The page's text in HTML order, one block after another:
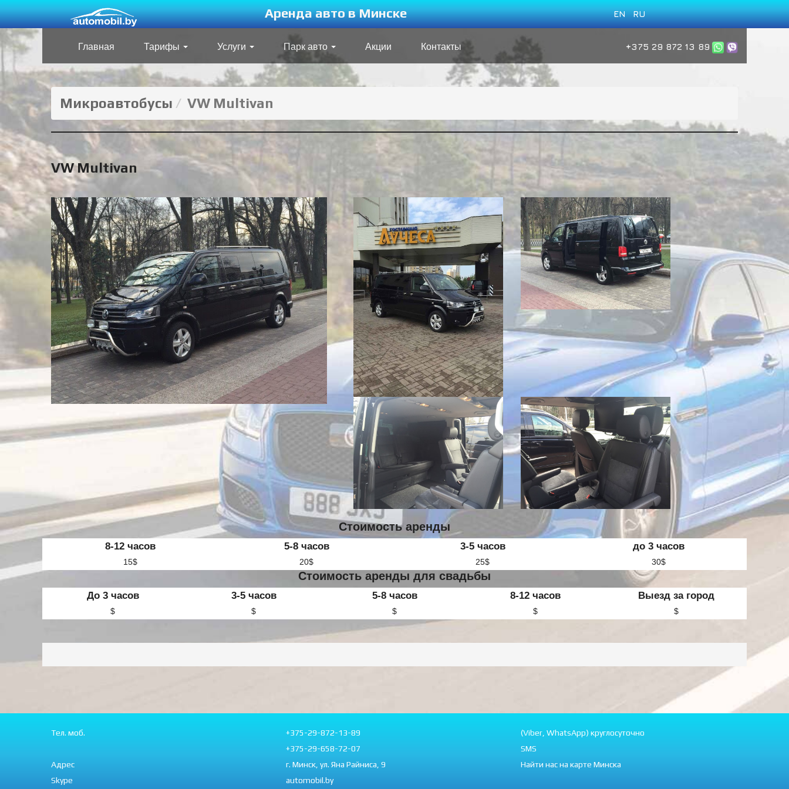
Аренда авто в Минске EN RU
Главная Тарифы Услуги Парк авто Акции Контакты +375 29 872 13 89
Микроавтобусы VW Multivan
VW Multivan
Стоимость аренды
8-12 часов 5-8 часов 3-5 часов до 3 часов
15$ 20$ 25$ 30$
Стоимость аренды для свадьбы
До 3 часов 3-5 часов 5-8 часов 8-12 часов Выезд за город
$ $ $ $ $
Тел. моб.
+375-29-872-13-89
+375-29-658-72-07
(Viber, WhatsApp) круглосуточно
SMS
Адрес
г. Минск, ул. Яна Райниса, 9
Найти нас на карте Минска
Skype
automobil.by